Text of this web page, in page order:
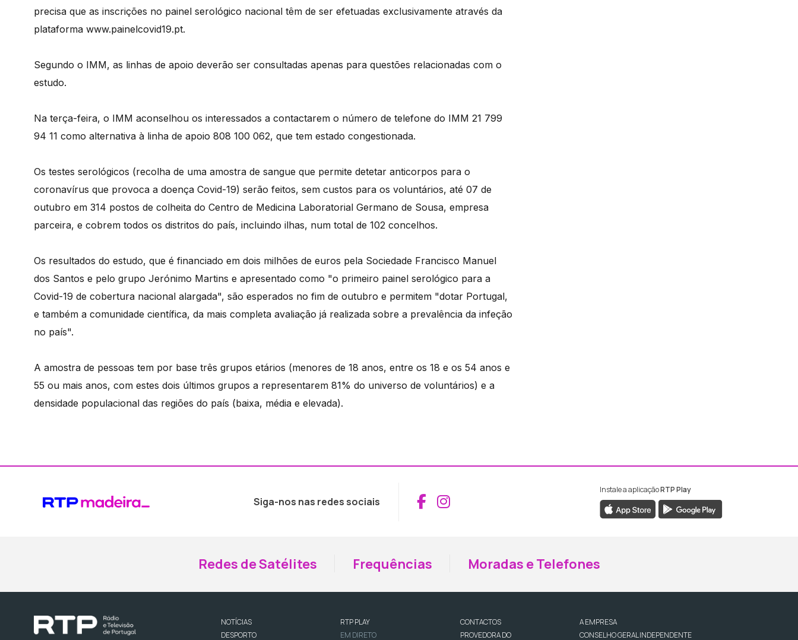
precisa que as inscrições no painel serológico nacional têm de ser efetuadas exclusivamente através da
plataforma www.painelcovid19.pt.
Segundo o IMM, as linhas de apoio deverão ser consultadas apenas para questões relacionadas com o
estudo.
Na terça-feira, o IMM aconselhou os interessados a contactarem o número de telefone do IMM 21 799
94 11 como alternativa à linha de apoio 808 100 062, que tem estado congestionada.
Os testes serológicos (recolha de uma amostra de sangue que permite detetar anticorpos para o
coronavírus que provoca a doença Covid-19) serão feitos, sem custos para os voluntários, até 07 de
outubro em 314 postos de colheita do Centro de Medicina Laboratorial Germano de Sousa, empresa
parceira, e cobrem todos os distritos do país, incluindo ilhas, num total de 102 concelhos.
Os resultados do estudo, que é financiado em dois milhões de euros pela Sociedade Francisco Manuel
dos Santos e pelo grupo Jerónimo Martins e apresentado como "o primeiro painel serológico para a
Covid-19 de cobertura nacional alargada", são esperados no fim de outubro e permitem "dotar Portugal,
e também a comunidade científica, da mais completa avaliação já realizada sobre a prevalência da infeção
no país".
A amostra de pessoas tem por base três grupos etários (menores de 18 anos, entre os 18 e os 54 anos e
55 ou mais anos, com estes dois últimos grupos a representarem 81% do universo de voluntários) e a
densidade populacional das regiões do país (baixa, média e elevada).
Siga-nos nas redes sociais Aceder ao Facebook da RTP Madeira
Aceder ao Instagram da RTP Madeira
Instale a aplicaçãoRTP Play
Redes de Satélites Frequências Moradas e Telefones
NOTÍCIAS
DESPORTO
RTP PLAY
EM DIRETO
CONTACTOS
PROVEDORA DO
A EMPRESA
CONSELHO GERAL INDEPENDENTE